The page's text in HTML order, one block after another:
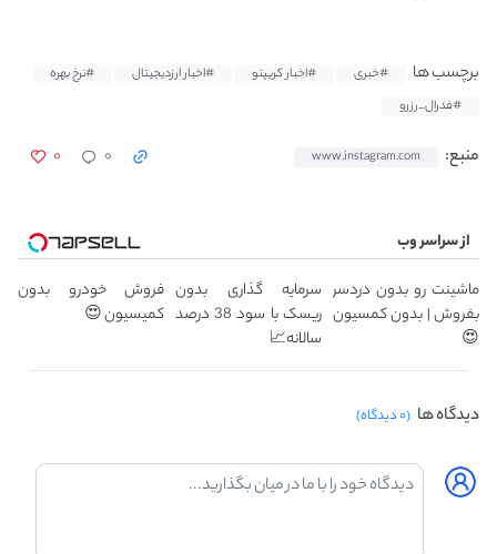
برچسب ها #خبری #اخبار کریپتو #اخبار ارزدیجیتال
#نرخ بهره
#فدرال_رزرو
منبع: www.instagram.com ۰ ۰
از سراسر وب
ماشینت رو بدون دردسر
بفروش | بدون کمسیون
😍
سرمایه گذاری بدون
ریسک با سود 38 درصد
سالانه📈
فروش خودرو بدون
کمیسیون 😍
دیدگاه ها (۰ دیدگاه)